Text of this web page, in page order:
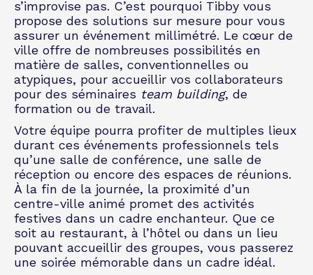
s’improvise pas. C’est pourquoi Tibby vous
propose des solutions sur mesure pour vous
assurer un événement millimétré. Le cœur de
ville offre de nombreuses possibilités en
matière de salles, conventionnelles ou
atypiques, pour accueillir vos collaborateurs
pour des séminaires team building, de
formation ou de travail.
Votre équipe pourra profiter de multiples lieux
durant ces événements professionnels tels
qu’une salle de conférence, une salle de
réception ou encore des espaces de réunions.
À la fin de la journée, la proximité d’un
centre-ville animé promet des activités
festives dans un cadre enchanteur. Que ce
soit au restaurant, à l’hôtel ou dans un lieu
pouvant accueillir des groupes, vous passerez
une soirée mémorable dans un cadre idéal.